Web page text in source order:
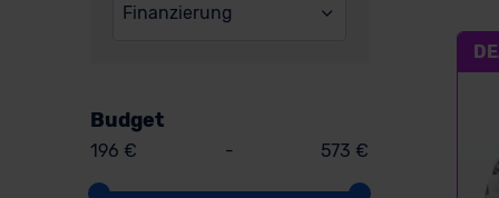
Finanzierung
Budget
196 € - 573 €